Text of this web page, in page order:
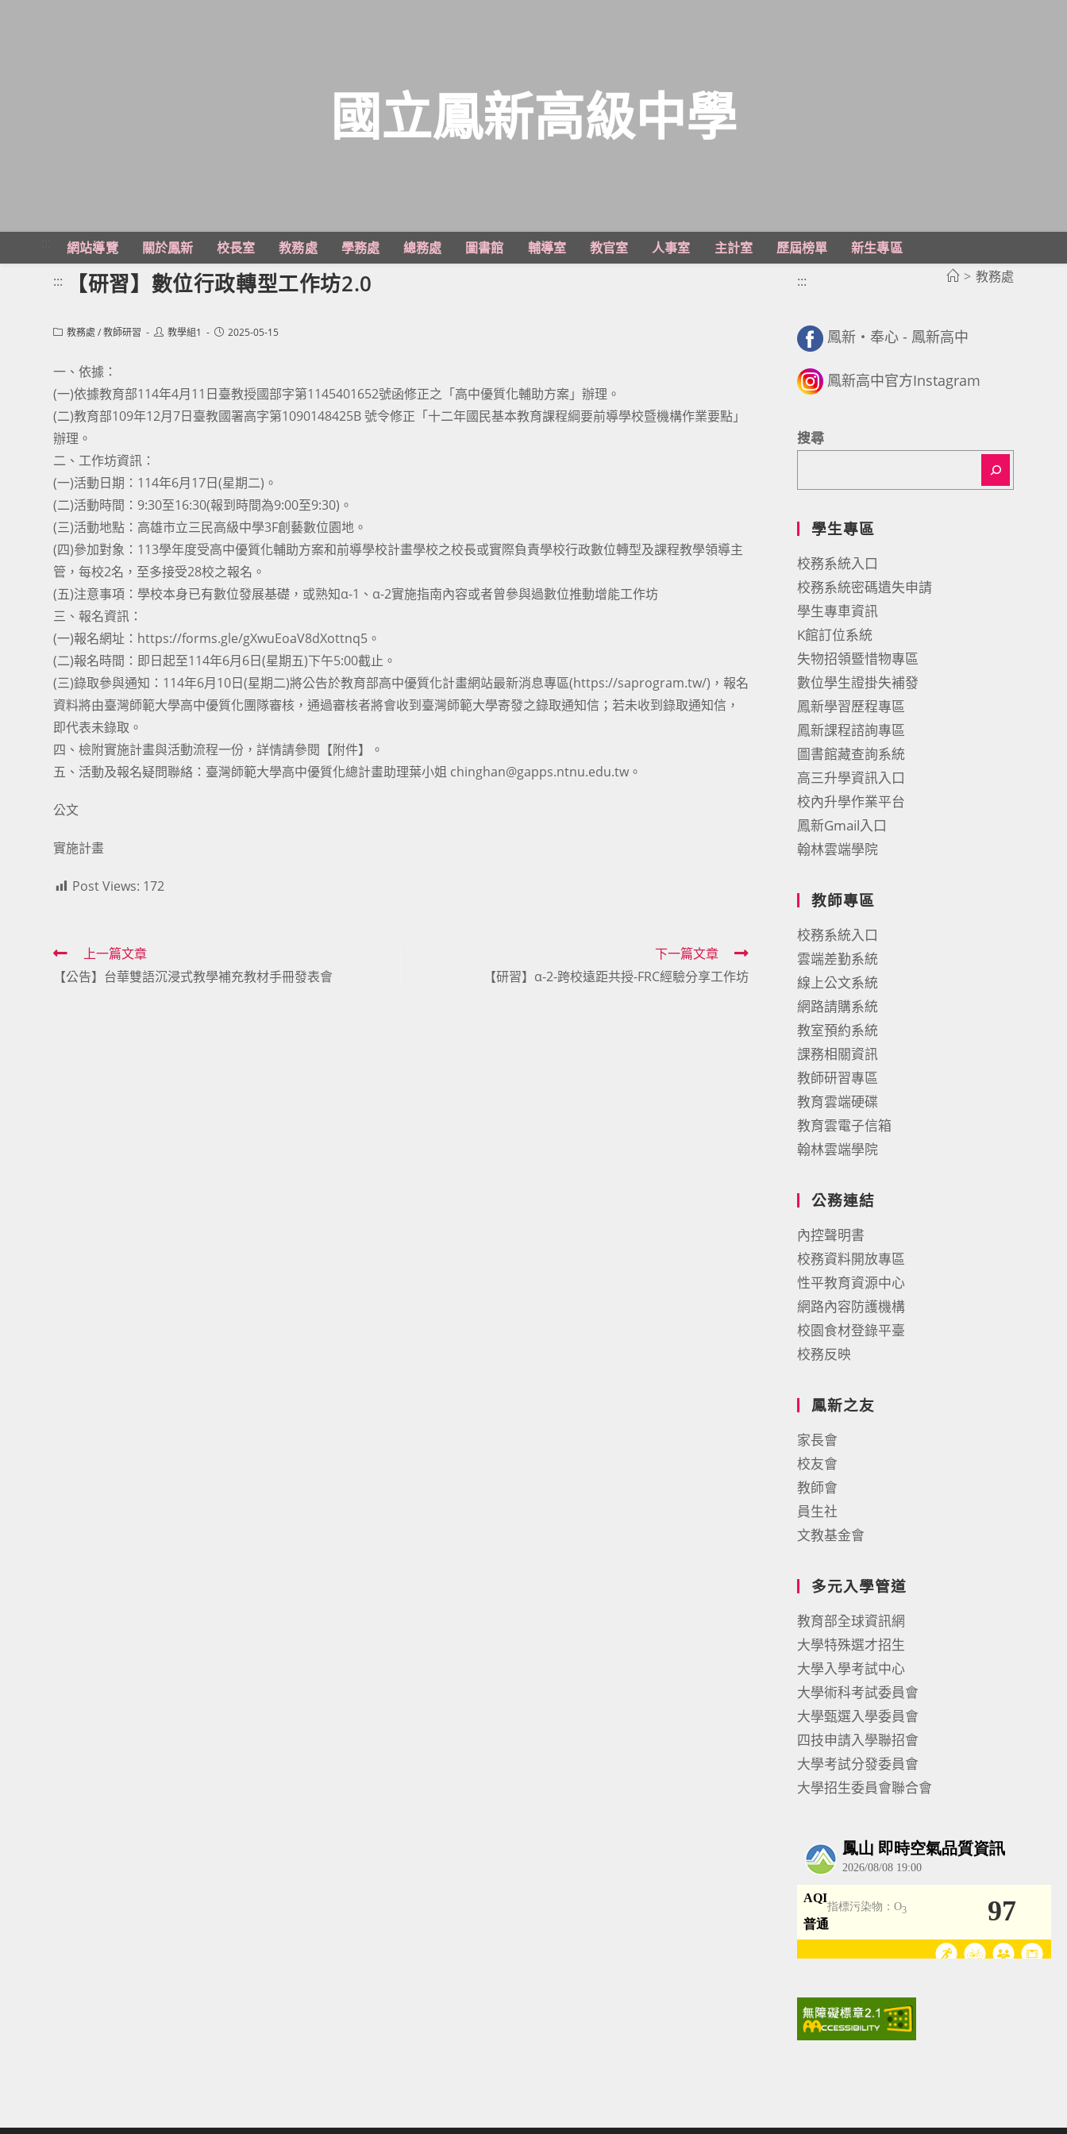
主
國立鳳新高級中學
網站導覽 關於鳳新 校長室 教務處 學務處 總務處 圖書館 輔導室 教官室 人事室 主計室 歷屆榜單
新生專區
> 教務處
::: 【研習】數位行政轉型工作坊2.0
Post教務處 /教師研習
Post教學組1
Post2025-05-15
一、依據：
(一)依據教育部114年4月11日臺教授國部字第1145401652號函修正之「高中優質化輔助方案」辦理。
(二)教育部109年12月7日臺教國署高字第1090148425B 號令修正「十二年國民基本教育課程綱要前導學校暨機構作業要點」
辦理。
二、工作坊資訊：
(一)活動日期：114年6月17日(星期二)。
(二)活動時間：9:30至16:30(報到時間為9:00至9:30)。
(三)活動地點：高雄市立三民高級中學3F創藝數位園地。
(四)參加對象：113學年度受高中優質化輔助方案和前導學校計畫學校之校長或實際負責學校行政數位轉型及課程教學領導主
管，每校2名，至多接受28校之報名。
(五)注意事項：學校本身已有數位發展基礎，或熟知α-1、α-2實施指南內容或者曾參與過數位推動增能工作坊
三、報名資訊：
(一)報名網址：https://forms.gle/gXwuEoaV8dXottnq5。
(二)報名時間：即日起至114年6月6日(星期五)下午5:00截止。
(三)錄取參與通知：114年6月10日(星期二)將公告於教育部高中優質化計畫網站最新消息專區(https://saprogram.tw/)，報名
資料將由臺灣師範大學高中優質化團隊審核，通過審核者將會收到臺灣師範大學寄發之錄取通知信；若未收到錄取通知信，
即代表未錄取。
四、檢附實施計畫與活動流程一份，詳情請參閱【附件】。
五、活動及報名疑問聯絡：臺灣師範大學高中優質化總計畫助理葉小姐 chinghan@gapps.ntnu.edu.tw。
公文
實施計畫
Post Views: 172
Read
more
上一篇文章
【公告】台華雙語沉浸式教學補充教材手冊發表會
下一篇文章
【研習】α-2-跨校遠距共授-FRC經驗分享工作坊
:::
鳳新・奉心 - 鳳新高中
鳳新高中官方Instagram
搜尋
學生專區
校務系統入口
校務系統密碼遺失申請
學生專車資訊
K館訂位系統
失物招領暨惜物專區
數位學生證掛失補發
鳳新學習歷程專區
鳳新課程諮詢專區
圖書館藏查詢系統
高三升學資訊入口
校內升學作業平台
鳳新Gmail入口
翰林雲端學院
教師專區
校務系統入口
雲端差勤系統
線上公文系統
網路請購系統
教室預約系統
課務相關資訊
教師研習專區
教育雲端硬碟
教育雲電子信箱
翰林雲端學院
公務連結
內控聲明書
校務資料開放專區
性平教育資源中心
網路內容防護機構
校園食材登錄平臺
校務反映
鳳新之友
家長會
校友會
教師會
員生社
文教基金會
多元入學管道
教育部全球資訊網
大學特殊選才招生
大學入學考試中心
大學術科考試委員會
大學甄選入學委員會
四技申請入學聯招會
大學考試分發委員會
大學招生委員會聯合會